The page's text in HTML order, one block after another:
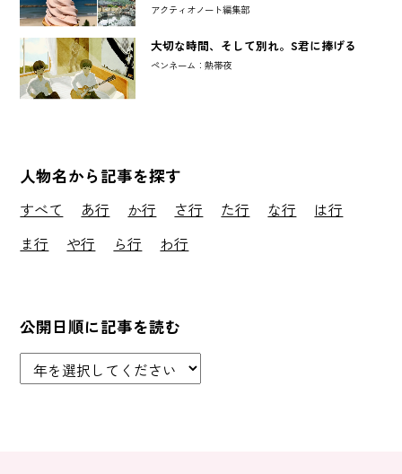
アクティオノート編集部
大切な時間、そして別れ。S君に捧げる
ペンネーム：熱帯夜
人物名から記事を探す
すべて あ行 か行 さ行 た行 な行
は行
ま行
や行 ら行 わ行
公開日順に記事を読む